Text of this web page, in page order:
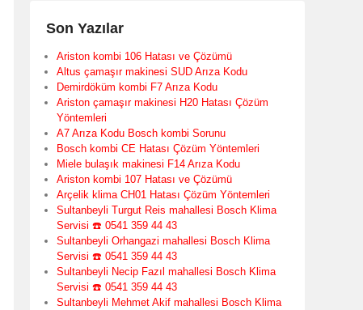
Son Yazılar
Ariston kombi 106 Hatası ve Çözümü
Altus çamaşır makinesi SUD Arıza Kodu
Demirdöküm kombi F7 Arıza Kodu
Ariston çamaşır makinesi H20 Hatası Çözüm
Yöntemleri
A7 Arıza Kodu Bosch kombi Sorunu
Bosch kombi CE Hatası Çözüm Yöntemleri
Miele bulaşık makinesi F14 Arıza Kodu
Ariston kombi 107 Hatası ve Çözümü
Arçelik klima CH01 Hatası Çözüm Yöntemleri
Sultanbeyli Turgut Reis mahallesi Bosch Klima
Servisi ☎️ 0541 359 44 43
Sultanbeyli Orhangazi mahallesi Bosch Klima
Servisi ☎️ 0541 359 44 43
Sultanbeyli Necip Fazıl mahallesi Bosch Klima
Servisi ☎️ 0541 359 44 43
Sultanbeyli Mehmet Akif mahallesi Bosch Klima